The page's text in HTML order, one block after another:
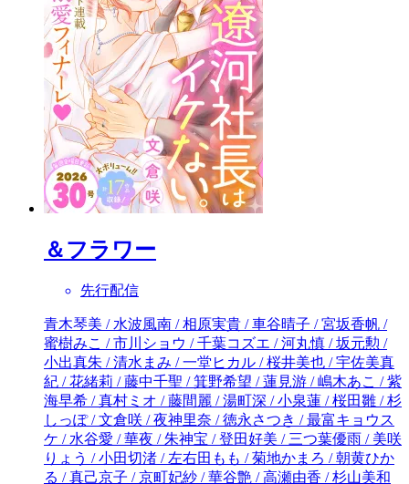
＆フラワー
先行配信
青木琴美 / 水波風南 / 相原実貴 / 車谷晴子 / 宮坂香帆 / 蜜樹みこ / 市川ショウ / 千葉コズエ / 河丸慎 / 坂元勲 / 小出真朱 / 清水まみ / 一堂ヒカル / 桜井美也 / 宇佐美真紀 / 花緒莉 / 藤中千聖 / 箕野希望 / 蓮見游 / 嶋木あこ / 紫海早希 / 真村ミオ / 藤間麗 / 湯町深 / 小泉蓮 / 桜田雛 / 杉しっぽ / 文倉咲 / 夜神里奈 / 徳永さつき / 最富キョウスケ / 水谷愛 / 華夜 / 朱神宝 / 登田好美 / 三つ葉優雨 / 美咲りょう / 小田切渚 / 左右田もも / 菊地かまろ / 朝黄ひかる / 真己京子 / 京町妃紗 / 華谷艶 / 高瀬由香 / 杉山美和子 / 桃田紗世 / 月見パピコ / 紫よりい / 七尾美緒 / あやもと美葉 / 柚木そよな / 倉田三ノ路 / 福永まこ / 高宮智 / 犬上すくね / 花本麻実 / 高殿円 / 深山くのえ / 川上ちひろ / 桃井すみれ / 浅野あや / 加賀やっこ / へんみ奈々恵 / ももたまこ / 藤緒あい / 朝田とも / 八谷くみ / 冬織透真 / 藤生ナミ / 島袋ユミ / 田村ことゆ / ちより / 関なつみ / 新めぐみ / 能登山けいこ / 和央明 / 環方このみ / 瀬田七生 / 中村ユキチ / フクシマハルカ / とりの綾華 / かのと咲来 / 長谷川さわ / 春瀬花香 / たむら紗知